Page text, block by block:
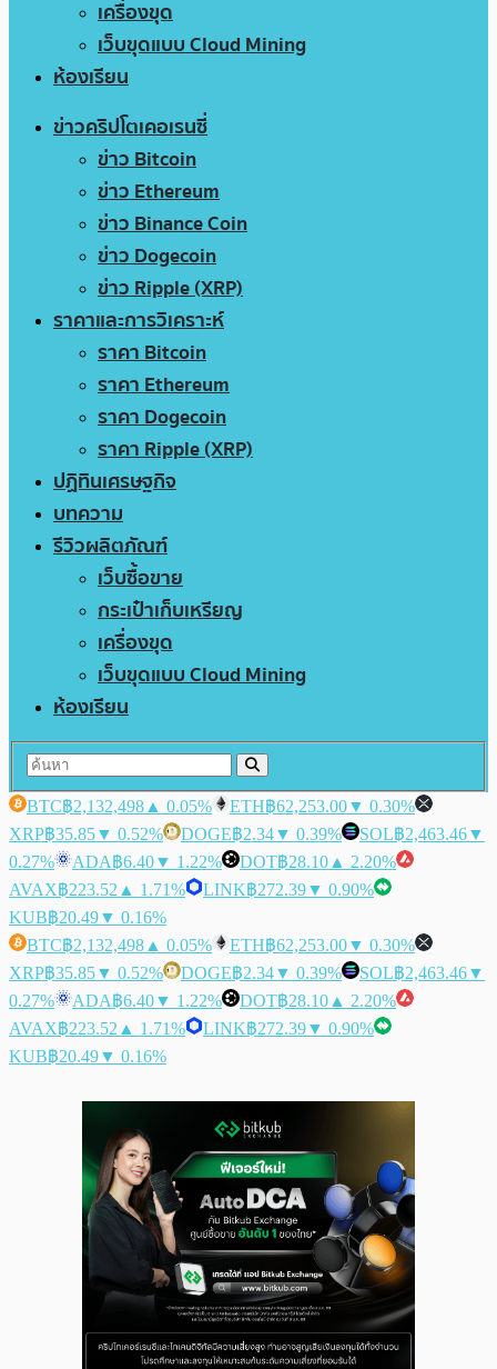
เครื่องขุด
เว็บขุดแบบ Cloud Mining
ห้องเรียน
ข่าวคริปโตเคอเรนซี่
ข่าว Bitcoin
ข่าว Ethereum
ข่าว Binance Coin
ข่าว Dogecoin
ข่าว Ripple (XRP)
ราคาและการวิเคราะห์
ราคา Bitcoin
ราคา Ethereum
ราคา Dogecoin
ราคา Ripple (XRP)
ปฏิทินเศรษฐกิจ
บทความ
รีวิวผลิตภัณฑ์
เว็บซื้อขาย
กระเป๋าเก็บเหรียญ
เครื่องขุด
เว็บขุดแบบ Cloud Mining
ห้องเรียน
BTC฿2,132,498 ▲ 0.05% ETH฿62,253.00▼ 0.30%
XRP฿35.85▼ 0.52% DOGE฿2.34▼ 0.39% SOL฿2,463.46▼
0.27%
ADA฿6.40▼ 1.22% DOT฿28.10 ▲ 2.20%
AVAX฿223.52 ▲ 1.71% LINK฿272.39▼ 0.90%
KUB฿20.49▼ 0.16%
BTC฿2,132,498 ▲ 0.05% ETH฿62,253.00▼ 0.30%
XRP฿35.85▼ 0.52% DOGE฿2.34▼ 0.39% SOL฿2,463.46▼
0.27%
ADA฿6.40▼ 1.22% DOT฿28.10 ▲ 2.20%
AVAX฿223.52 ▲ 1.71% LINK฿272.39▼ 0.90%
KUB฿20.49▼ 0.16%